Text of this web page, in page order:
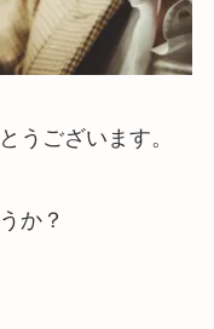
うございます。
か？